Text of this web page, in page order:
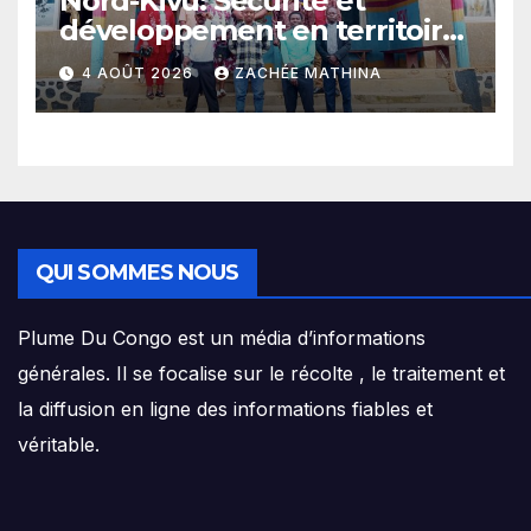
développement en territoire
de Beni, l’Hon. Jules Mathe
prône l’exemple d’un
mandat connecté à sa base
4 AOÛT 2026 ZACHÉE MATHINA
QUI SOMMES NOUS
Plume Du Congo est un média d’informations
générales. Il se focalise sur le récolte , le traitement et
la diffusion en ligne des informations fiables et
véritable.